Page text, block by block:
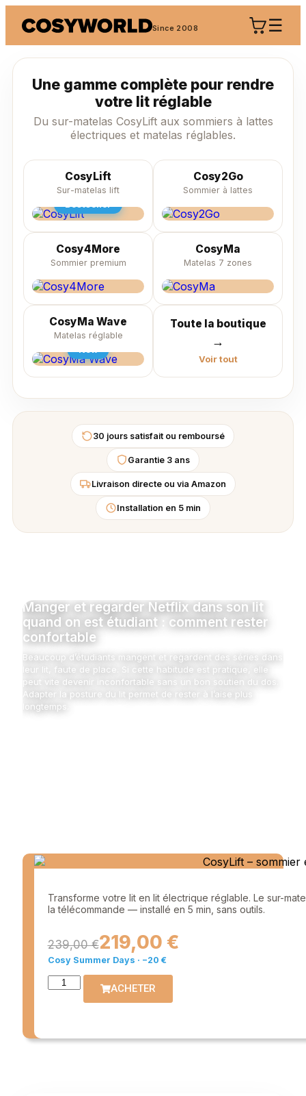
Since 2008 ☰
Une gamme complète pour rendre
votre lit réglable
Du sur-matelas CosyLift aux sommiers à lattes
électriques et matelas réglables.
CosyLift
Sur-matelas lift
Bestseller
Cosy2Go
Sommier à lattes
Cosy4More
Sommier premium
CosyMa
Matelas 7 zones
CosyMa Wave
Matelas réglable
New
Toute la boutique
→
Voir tout
30 jours satisfait ou remboursé
Garantie 3 ans
Livraison directe ou via Amazon
Installation en 5 min
Manger et regarder Netflix dans son lit
quand on est étudiant : comment rester
confortable
Beaucoup d’étudiants mangent et regardent des séries dans
leur lit, faute de place. Si cette habitude est pratique, elle
peut vite devenir inconfortable sans un bon soutien du dos.
Adapter la posture du lit permet de rester à l’aise plus
longtemps.
Transforme votre lit en lit électrique réglable. Le sur-
la télécommande — installé en 5 min, sans outils.
239,00 €219,00 €
Cosy Summer Days · −20 €
ACHETER